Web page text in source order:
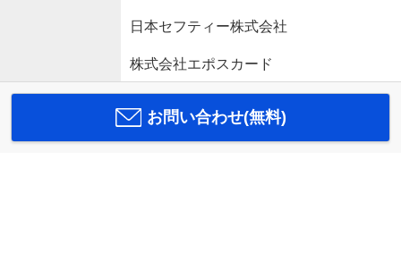
日本セフティー株式会社
株式会社エポスカード
お問い合わせ(無料)